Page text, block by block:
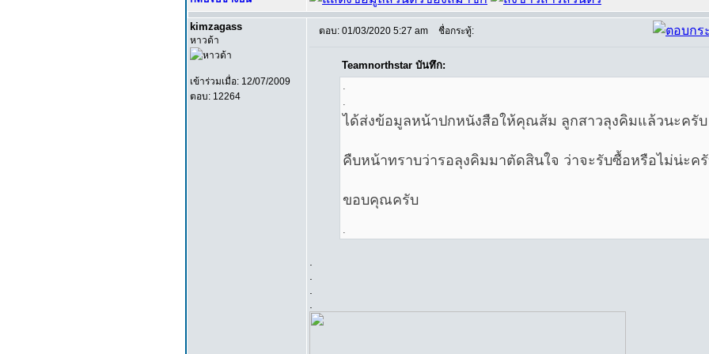
kimzagass
หาวด้า
เข้าร่วมเมื่อ: 12/07/2009
ตอบ: 12264
ตอบ: 01/03/2020 5:27 am ชื่อกระทู้:
Teamnorthstar บันทึก:
.
.
ได้ส่งข้อมูลหน้าปกหนังสือให้คุณส้ม ลูกสาวลุงคิมแล้วนะครับ
คืบหน้าทราบว่ารอลุงคิมมาตัดสินใจ ว่าจะรับซื้อหรือไม่น่ะค
ขอบคุณครับ
.